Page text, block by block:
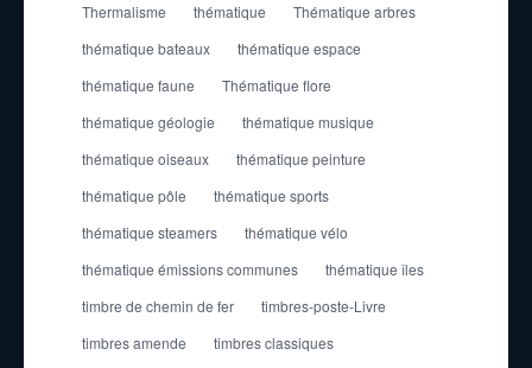
Thermalisme
thématique
Thématique arbres
thématique bateaux
thématique espace
thématique faune
Thématique flore
thématique géologie
thématique musique
thématique oiseaux
thématique peinture
thématique pôle
thématique sports
thématique steamers
thématique vélo
thématique émissions communes
thématique îles
timbre de chemin de fer
timbres-poste-Livre
timbres amende
timbres classiques